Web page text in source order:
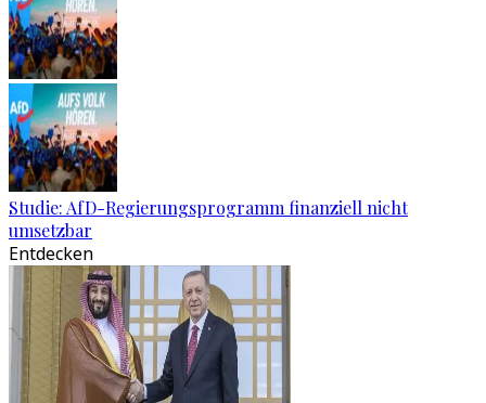
Studie: AfD-Regierungsprogramm finanziell nicht
umsetzbar
Entdecken